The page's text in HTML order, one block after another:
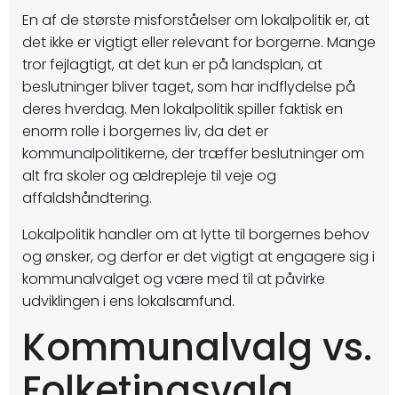
En af de største misforståelser om lokalpolitik er, at
det ikke er vigtigt eller relevant for borgerne. Mange
tror fejlagtigt, at det kun er på landsplan, at
beslutninger bliver taget, som har indflydelse på
deres hverdag. Men lokalpolitik spiller faktisk en
enorm rolle i borgernes liv, da det er
kommunalpolitikerne, der træffer beslutninger om
alt fra skoler og ældrepleje til veje og
affaldshåndtering.
Lokalpolitik handler om at lytte til borgernes behov
og ønsker, og derfor er det vigtigt at engagere sig i
kommunalvalget og være med til at påvirke
udviklingen i ens lokalsamfund.
Kommunalvalg vs.